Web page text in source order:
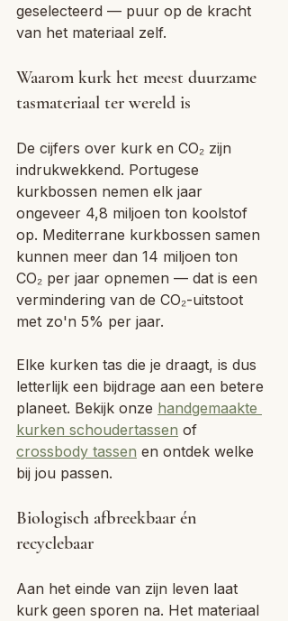
geselecteerd — puur op de kracht
van het materiaal zelf.
Waarom kurk het meest duurzame
tasmateriaal ter wereld is
De cijfers over kurk en CO₂ zijn
indrukwekkend. Portugese
kurkbossen nemen elk jaar
ongeveer 4,8 miljoen ton koolstof
op. Mediterrane kurkbossen samen
kunnen meer dan 14 miljoen ton
CO₂ per jaar opnemen — dat is een
vermindering van de CO₂-uitstoot
met zo'n 5% per jaar.
Elke kurken tas die je draagt, is dus
letterlijk een bijdrage aan een betere
planeet. Bekijk onze handgemaakte
kurken schoudertassen of
crossbody tassen en ontdek welke
bij jou passen.
Biologisch afbreekbaar én
recyclebaar
Aan het einde van zijn leven laat
kurk geen sporen na. Het materiaal